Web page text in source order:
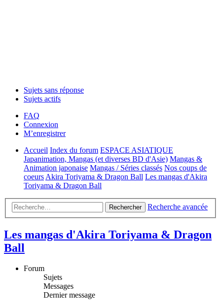
Sujets sans réponse
Sujets actifs
FAQ
Connexion
M’enregistrer
Accueil Index du forum ESPACE ASIATIQUE
Japanimation, Mangas (et diverses BD d'Asie) Mangas &
Animation japonaise Mangas / Séries classés Nos coups de
coeurs Akira Toriyama & Dragon Ball Les mangas d'Akira
Toriyama & Dragon Ball
Rechercher Recherche avancée
Les mangas d'Akira Toriyama & Dragon
Ball
Forum
Sujets
Messages
Dernier message